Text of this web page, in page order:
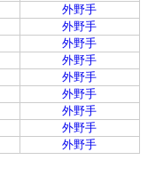
外野手
外野手
外野手
外野手
外野手
外野手
外野手
外野手
外野手